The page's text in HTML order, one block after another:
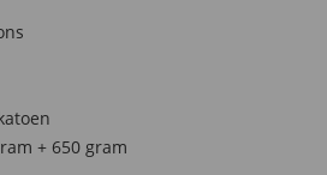
+ 650 gram